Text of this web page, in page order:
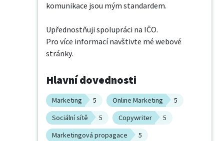
komunikace jsou mým standardem.
Upřednostňuji spolupráci na IČO.
Pro více informací navštivte mé webové
stránky.
Hlavní dovednosti
Marketing 5 Online Marketing
5
Sociální sítě
5 Copywriter
5
Marketingová propagace
5